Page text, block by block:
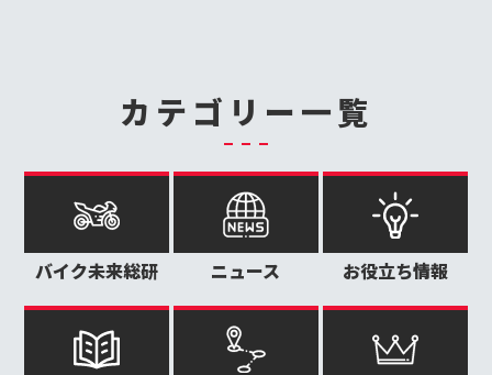
カテゴリー一覧
バイク未来総研 ニュース お役立ち情報